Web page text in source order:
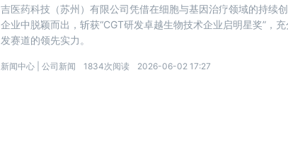
吉医药科技（苏州）有限公司凭借在细胞与基因治疗领域的持续
企业中脱颖而出，斩获“CGT研发卓越生物技术企业启明星奖”，
发赛道的领先实力。
新闻中心 |公司新闻 1834次阅读 2026-06-02 17:27